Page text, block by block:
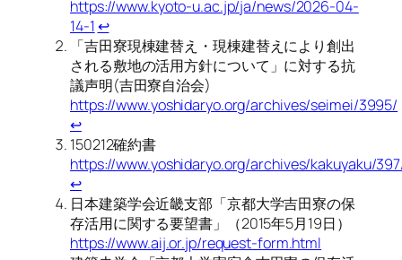
https://www.kyoto-u.ac.jp/ja/news/2026-04-
14-1↩︎
「吉田寮現棟建替え・現棟建替えにより創出
される敷地の活用方針について」に対する抗
議声明(吉田寮自治会)
https://www.yoshidaryo.org/archives/seimei/3995/
↩︎
150212確約書
https://www.yoshidaryo.org/archives/kakuyaku/
↩︎
日本建築学会近畿支部「京都大学吉田寮の保
存活用に関する要望書」（2015年5月19日）
https://www.aij.or.jp/request-form.html